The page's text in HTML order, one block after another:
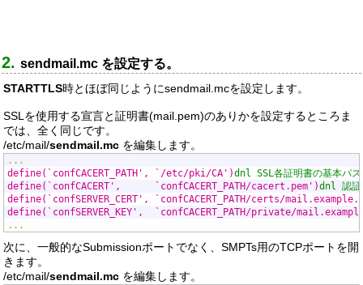
sendmail.mc を設定する。
STARTTLS時とほぼ同じようにsendmail.mcを設定します。
SSLを使用する宣言と証明書(mail.pem)のありかを設定するところま
では、全く同じです。
/etc/mail/sendmail.mc を編集します。
...
define(`confCACERT_PATH', `/etc/pki/CA')dnl SSL各証明書の基本パ
define(`confCACERT',      `confCACERT_PATH/cacert.pem')dnl 認証
define(`confSERVER_CERT', `confCACERT_PATH/certs/
define(`confSERVER_KEY',  `confCACERT_PATH/private/
...
次に、一般的なSubmissionポートでなく、SMPTs用のTCPポートを開
きます。
/etc/mail/sendmail.mc を編集します。